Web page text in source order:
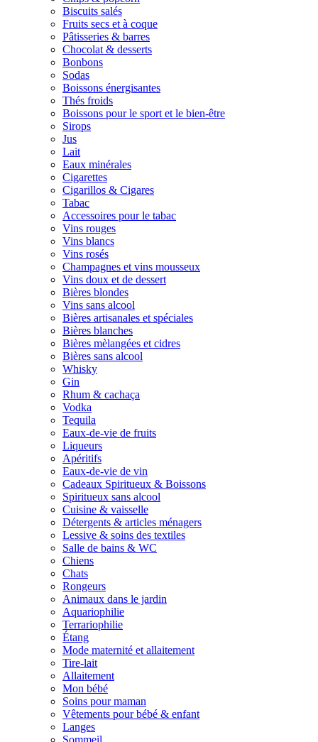
Biscuits salés
Fruits secs et à coque
Pâtisseries & barres
Chocolat & desserts
Bonbons
Sodas
Boissons énergisantes
Thés froids
Boissons pour le sport et le bien-être
Sirops
Jus
Lait
Eaux minérales
Cigarettes
Cigarillos & Cigares
Tabac
Accessoires pour le tabac
Vins rouges
Vins blancs
Vins rosés
Champagnes et vins mousseux
Vins doux et de dessert
Bières blondes
Vins sans alcool
Bières artisanales et spéciales
Bières blanches
Bières mèlangées et cidres
Bières sans alcool
Whisky
Gin
Rhum & cachaça
Vodka
Tequila
Eaux-de-vie de fruits
Liqueurs
Apéritifs
Eaux-de-vie de vin
Cadeaux Spiritueux & Boissons
Spiritueux sans alcool
Cuisine & vaisselle
Détergents & articles ménagers
Lessive & soins des textiles
Salle de bains & WC
Chiens
Chats
Rongeurs
Animaux dans le jardin
Aquariophilie
Terrariophilie
Étang
Mode maternité et allaitement
Tire-lait
Allaitement
Mon bébé
Soins pour maman
Vêtements pour bébé & enfant
Langes
Sommeil